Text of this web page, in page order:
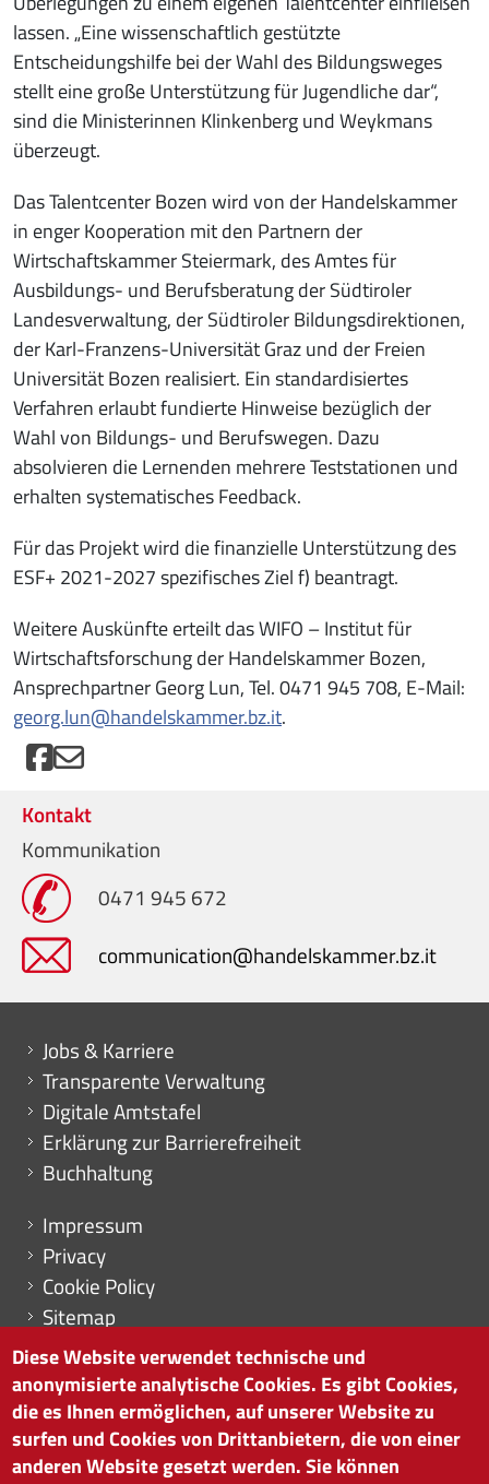
lassen. „Eine wissenschaftlich gestützte
Entscheidungshilfe bei der Wahl des Bildungsweges
stellt eine große Unterstützung für Jugendliche dar“,
sind die Ministerinnen Klinkenberg und Weykmans
überzeugt.
Das Talentcenter Bozen wird von der Handelskammer
in enger Kooperation mit den Partnern der
Wirtschaftskammer Steiermark, des Amtes für
Ausbildungs- und Berufsberatung der Südtiroler
Landesverwaltung, der Südtiroler Bildungsdirektionen,
der Karl-Franzens-Universität Graz und der Freien
Universität Bozen realisiert. Ein standardisiertes
Verfahren erlaubt fundierte Hinweise bezüglich der
Wahl von Bildungs- und Berufswegen. Dazu
absolvieren die Lernenden mehrere Teststationen und
erhalten systematisches Feedback.
Für das Projekt wird die finanzielle Unterstützung des
ESF+ 2021-2027 spezifisches Ziel f) beantragt.
Weitere Auskünfte erteilt das WIFO – Institut für
Wirtschaftsforschung der Handelskammer Bozen,
Ansprechpartner Georg Lun, Tel. 0471 945 708, E-Mail:
georg.lun@handelskammer.bz.it.
Kontakt
Kommunikation
0471 945 672
communication@handelskammer.bz.it
Mini menu di servizio
Jobs & Karriere
Transparente Verwaltung
Digitale Amtstafel
Erklärung zur Barrierefreiheit
Buchhaltung
Menu footer
Impressum
Privacy
Cookie Policy
Sitemap
Cookie-Einstellungen
HANDELSKAMMER BOZEN
Diese Website verwendet technische und
anonymisierte analytische Cookies. Es gibt Cookies,
die es Ihnen ermöglichen, auf unserer Website zu
surfen und Cookies von Drittanbietern, die von einer
anderen Website gesetzt werden. Sie können